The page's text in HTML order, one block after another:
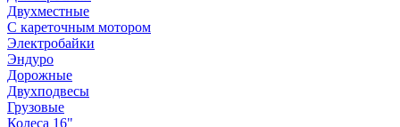
Двухместные
С кареточным мотором
Электробайки
Эндуро
Дорожные
Двухподвесы
Грузовые
Колеса 16"